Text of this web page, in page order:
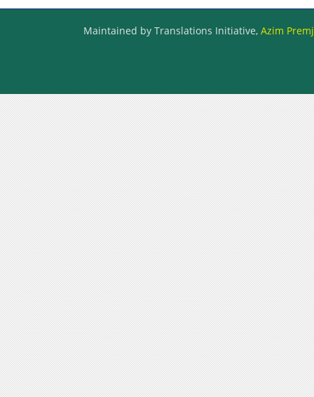
Maintained by Translations Initiative, Azim